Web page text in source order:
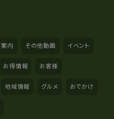
内 その他動画 イベント
お得情報 お客様
地域情報 グルメ おでかけ